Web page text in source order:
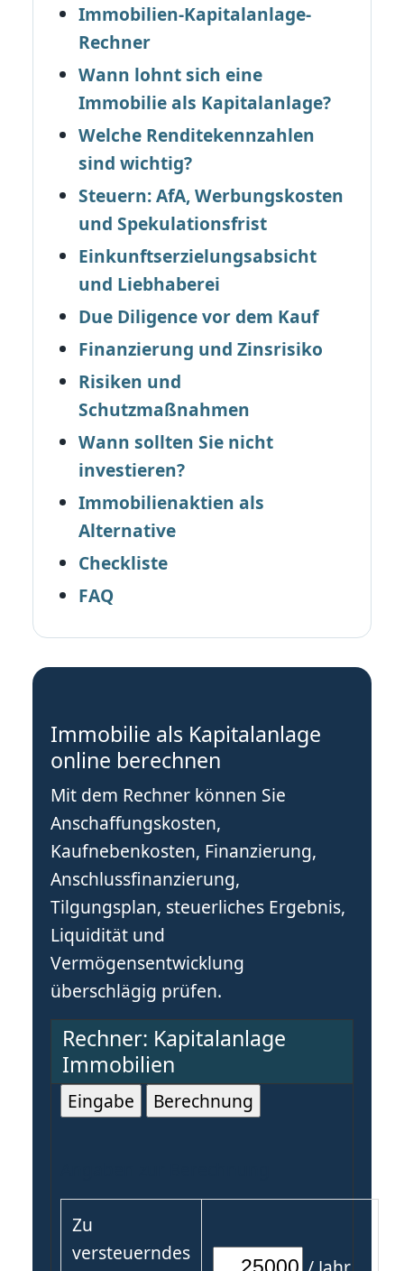
Immobilien-Kapitalanlage-
Rechner
Wann lohnt sich eine
Immobilie als Kapitalanlage?
Welche Renditekennzahlen
sind wichtig?
Steuern: AfA, Werbungskosten
und Spekulationsfrist
Einkunftserzielungsabsicht
und Liebhaberei
Due Diligence vor dem Kauf
Finanzierung und Zinsrisiko
Risiken und
Schutzmaßnahmen
Wann sollten Sie nicht
investieren?
Immobilienaktien als
Alternative
Checkliste
FAQ
Immobilie als Kapitalanlage
online berechnen
Mit dem Rechner können Sie
Anschaffungskosten,
Kaufnebenkosten, Finanzierung,
Anschlussfinanzierung,
Tilgungsplan, steuerliches Ergebnis,
Liquidität und
Vermögensentwicklung
überschlägig prüfen.
Rechner: Kapitalanlage
Immobilien
Zu
versteuerndes